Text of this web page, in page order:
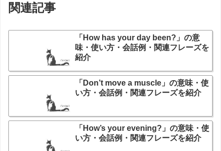
関連記事
「How has your day been?」の意
味・使い方・会話例・関連フレーズを
紹介
「Don’t move a muscle」の意味・使
い方・会話例・関連フレーズを紹介
「How’s your evening?」の意味・使
い方・会話例・関連フレーズを紹介